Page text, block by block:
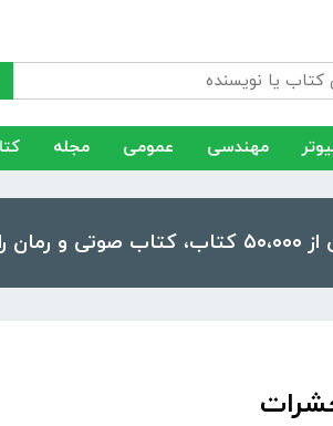
مهندسی عمومی مجله
باشید!